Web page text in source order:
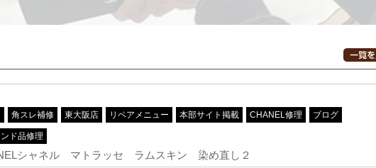
角スレ補修 東大阪店 リペアメニュー 本部サイト掲載 CHANEL修理 ブログ
ド品修理
シャネル マトラッセ ラムスキン 染め直し２